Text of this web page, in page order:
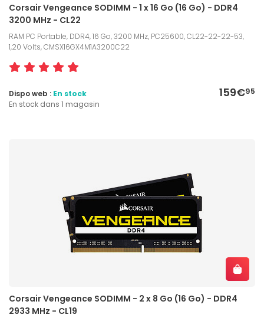
Corsair Vengeance SODIMM - 1 x 16 Go (16 Go) - DDR4
3200 MHz - CL22
RAM PC Portable, DDR4, 16 Go, 3200 MHz, PC25600, CL22-22-22-53,
1,20 Volts, CMSX16GX4M1A3200C22
159€95
Dispo web : En stock
En stock dans 1 magasin
Corsair Vengeance SODIMM - 2 x 8 Go (16 Go) - DDR4
2933 MHz - CL19